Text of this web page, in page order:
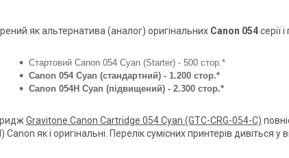
як альтернатива (аналог) оригінальних Canon 054серії
Стартовий Canon 054 Cyan (Starter) - 500 стор.*
Canon 054 Cyan (стандартний) - 1.200 стор.*
Canon 054H Cyan (підвищений) - 2.300 стор.*
Gravitone Canon Cartridge 054 Cyan (GTC-CRG-054-C)
як і оригінальні. Перелік сумісних принтерів дивіться у